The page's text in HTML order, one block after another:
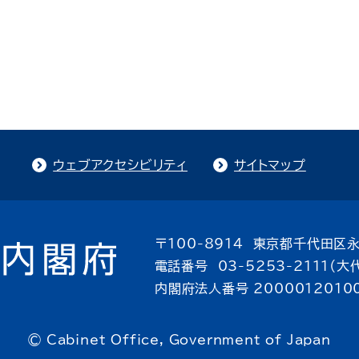
ウェブアクセシビリティ サイトマップ
〒100-8914 東京都千代田区
電話番号 03-5253-2111（大代
内閣府法人番号
© Cabinet Office, Government of Japan